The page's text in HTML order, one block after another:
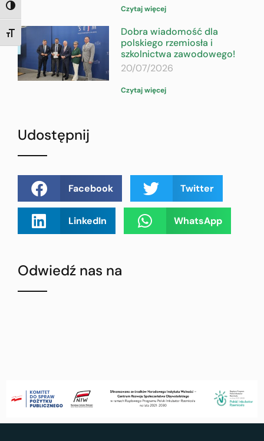
TOGGLE HIGH CONTRAST
TOGGLE FONT SIZE
Czytaj więcej
Dobra wiadomość dla
polskiego rzemiosła i
szkolnictwa zawodowego!
20/07/2026
Czytaj więcej
Udostępnij
Facebook Twitter
LinkedIn WhatsApp
Odwiedź nas na